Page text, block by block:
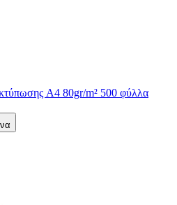
A4 80gr/m² 500 φύλλα